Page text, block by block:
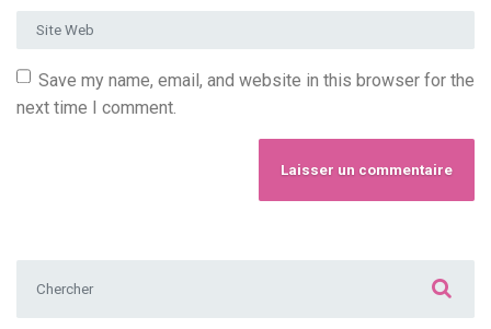
Site Web
Save my name, email, and website in this browser for the
next time I comment.